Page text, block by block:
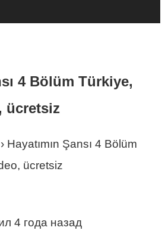
4 Bölüm Türkiye,
ücretsiz
› Hayatımın Şansı 4 Bölüm
ücretsiz
4 года назад